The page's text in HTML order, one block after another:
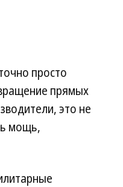
просто
прямых
это не
мощь,